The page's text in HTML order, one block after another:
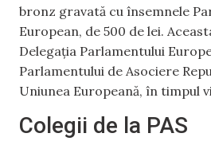
bronz gravată cu însemnele
European, de 500 de lei.
Delegația Parlamentului
Parlamentului de Asociere
Uniunea Europeană, în timpul
Colegii de la PAS